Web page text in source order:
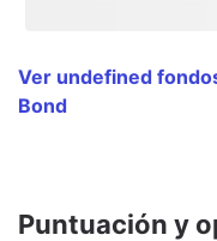
Ver undefined
Bond
Puntuación y